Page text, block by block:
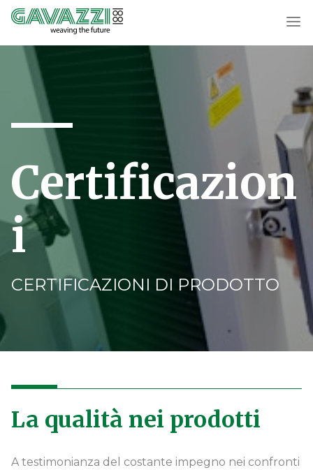
Certificazion
i
CERTIFICAZIONI DI PRODOTTO
La qualità nei prodotti
A testimonianza del costante impegno nei confronti